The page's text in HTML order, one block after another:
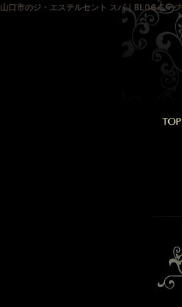
山口市のジ・エステルセント スパ｜BLOGページ